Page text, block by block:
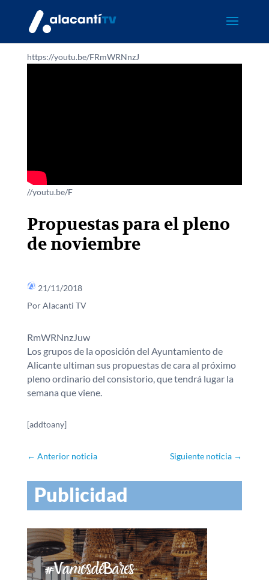
https://youtu.be/FRmWRNnzJ
//youtu.be/F
Propuestas para el pleno
de noviembre
21/11/2018
Por Alacanti TV
RmWRNnzJuw
Los grupos de la oposición del Ayuntamiento de
Alicante ultiman sus propuestas de cara al próximo
pleno ordinario del consistorio, que tendrá lugar la
semana que viene.
[addtoany]
← Anterior noticia Siguiente noticia →
Publicidad